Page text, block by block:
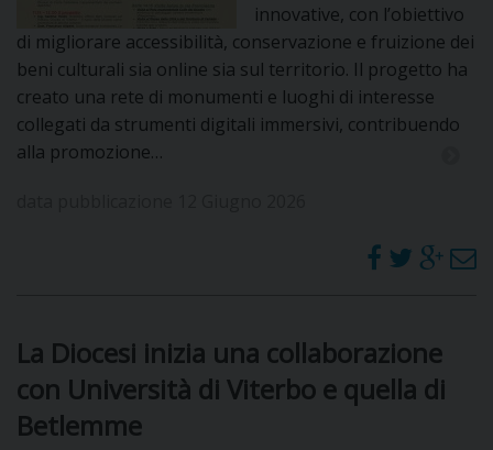
innovative, con l’obiettivo
di migliorare accessibilità, conservazione e fruizione dei
beni culturali sia online sia sul territorio. Il progetto ha
creato una rete di monumenti e luoghi di interesse
collegati da strumenti digitali immersivi, contribuendo
alla promozione…
La Diocesi inizia una collaborazione
con Università di Viterbo e quella di
Betlemme